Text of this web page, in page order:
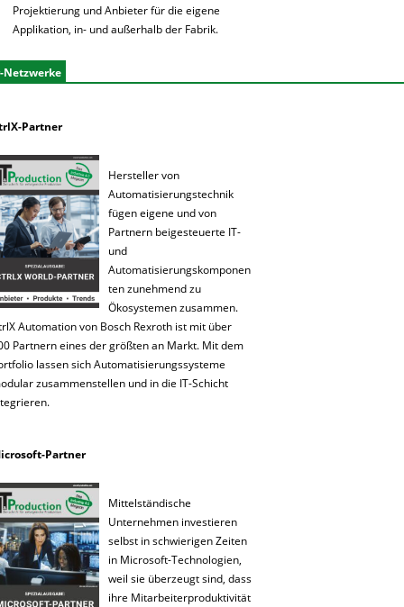
Projektierung und Anbieter für die eigene
Applikation, in- und außerhalb der Fabrik.
Netzwerke
Partner
Hersteller von
Automatisierungstechnik
fügen eigene und von
Partnern beigesteuerte IT-
und
Automatisierungskomponen
ten zunehmend zu
Ökosystemen zusammen.
Automation von Bosch Rexroth ist mit über
Partnern eines der größten an Markt. Mit dem
lassen sich Automatisierungssysteme
zusammenstellen und in die IT-Schicht
Partner
Mittelständische
Unternehmen investieren
selbst in schwierigen Zeiten
in Microsoft-Technologien,
weil sie überzeugt sind, dass
ihre Mitarbeiterproduktivität